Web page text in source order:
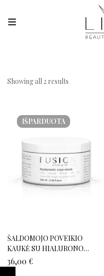
Showing all 2 results
IŠPARDUOTA
ŠALDOMOJO POVEIKIO
KAUKĖ SU HIALURONO
RŪGŠTIMI
36,00 €